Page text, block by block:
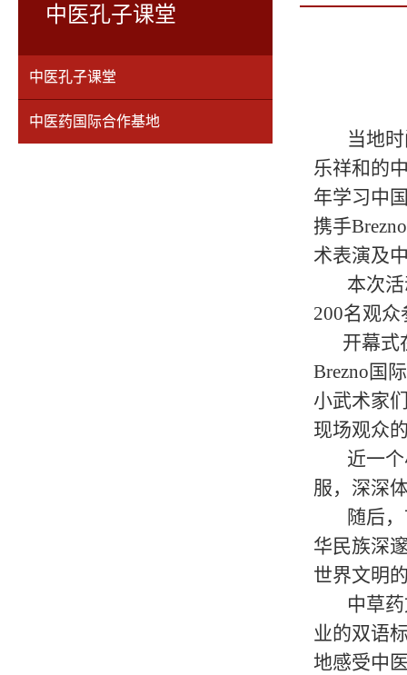
中医孔子课堂
中医孔子课堂
中医药国际合作基地
当地
乐祥和的
年学习中
携手
术表演及
本次
200名观众
开幕式
Brezno国
小武术家
现场观众
近一
服，深深
随后
华民族深
世界文明
中草
业的双语
地感受中